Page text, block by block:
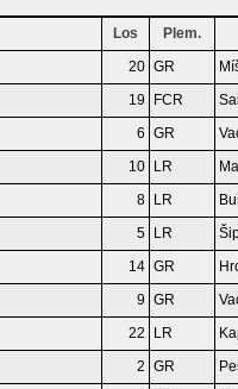
Los Plem.
20 GR
19 FCR
6 GR
10 LR
8 LR
5 LR
14 GR
9 GR
22 LR
2 GR